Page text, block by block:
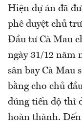
Hiện dự án đã
phê duyệt chủ
Đầu tư Cà Mau
ngày 31/12 năm
sân bay Cà Mau
bằng cho chủ
đúng tiến độ thì
hoàn thành. Đến